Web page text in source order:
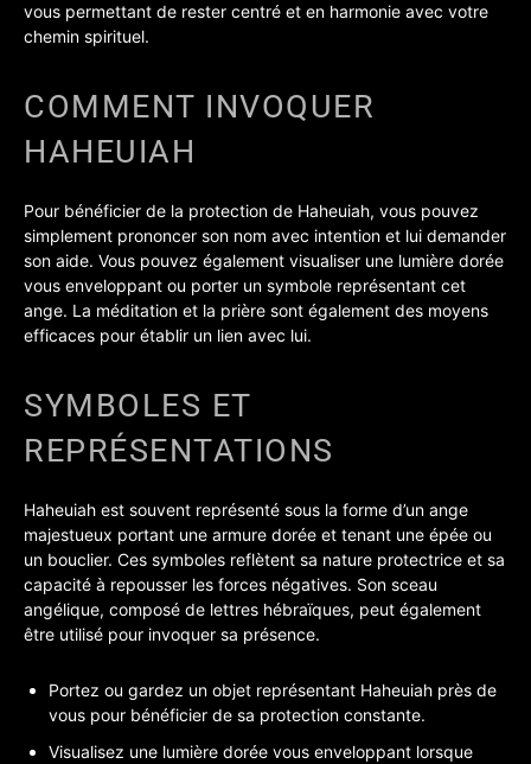
vous permettant de rester centré et en harmonie avec votre
chemin spirituel.
COMMENT INVOQUER
HAHEUIAH
Pour bénéficier de la protection de Haheuiah, vous pouvez
simplement prononcer son nom avec intention et lui demander
son aide. Vous pouvez également visualiser une lumière dorée
vous enveloppant ou porter un symbole représentant cet
ange. La méditation et la prière sont également des moyens
efficaces pour établir un lien avec lui.
SYMBOLES ET
REPRÉSENTATIONS
Haheuiah est souvent représenté sous la forme d’un ange
majestueux portant une armure dorée et tenant une épée ou
un bouclier. Ces symboles reflètent sa nature protectrice et sa
capacité à repousser les forces négatives. Son sceau
angélique, composé de lettres hébraïques, peut également
être utilisé pour invoquer sa présence.
Portez ou gardez un objet représentant Haheuiah près de
vous pour bénéficier de sa protection constante.
Visualisez une lumière dorée vous enveloppant lorsque